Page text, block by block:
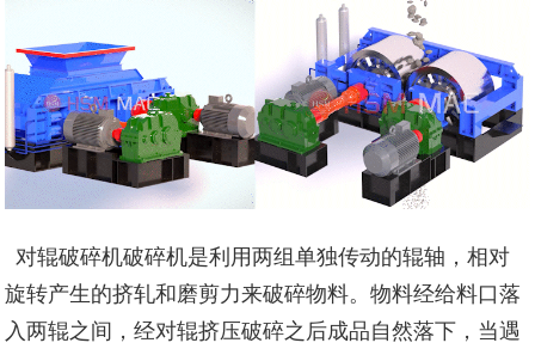
对辊破碎机破碎机是利用两组单独传动的辊轴，相对
旋转产生的挤轧和磨剪力来破碎物料。物料经给料口落
入两辊之间，经对辊挤压破碎之后成品自然落下，当遇